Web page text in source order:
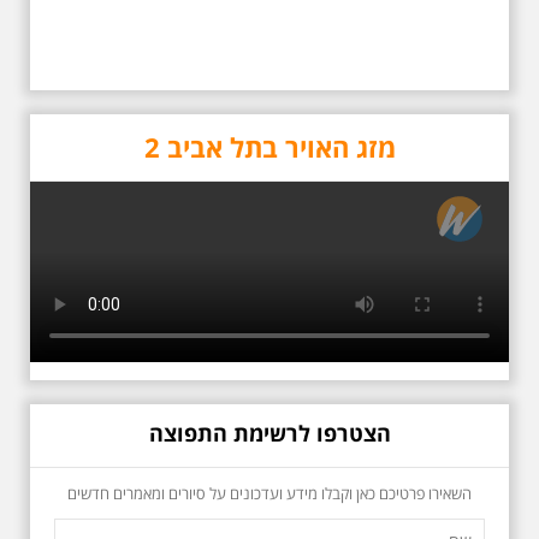
בשעה 16:00
סיור מיוחד ומרגש ברחובות ביאליק
ואידלסון והסביבה, המבליט את
הפיכתה של תל אביב לבירת התרבות
של ארץ ישראל. זאת בעיקר סביב
החלטתו של חיים נחמן ביאליק
להתיישב בתל אביב והמהלכים
העירוניים שהושפעו מכך. הסיור יהיה
האקלקטית והסגנון הבינלאומי שאפיין
את רחובות ביאליק ואידלסון כשכל
החברה הגבוהה התל אביבית
והארצישראלית ביקשה לגור בסמיכות
למשורר הלאומי. נדבר על המבנים,
בית ביאליק, בית ראובן, מלון סקורה,
בית קרוסל, קפה נגה המשפחות
שגרו ברחובות אלו ועוד הפתעות.
מזג האויר בתל אביב 2
הצטרפו לרשימת התפוצה
השאירו פרטיכם כאן וקבלו מידע ועדכונים על סיורים ומאמרים חדשים